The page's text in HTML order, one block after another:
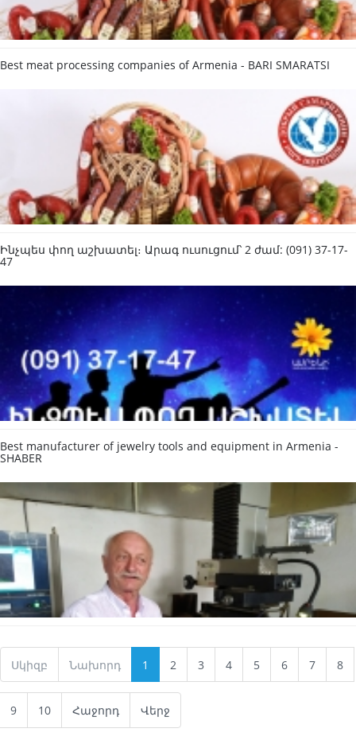
Best meat processing companies of Armenia - BARI SMARATSI
Ինչպես փող աշխատել։ Արագ ուսուցում՝ 2 ժամ: (091) 37-17-
47
Best manufacturer of jewelry tools and equipment in Armenia -
SHABER
Սկիզբ Նախորդ 1 2 3 4 5 6 7 8
9 10 Հաջորդ Վերջ